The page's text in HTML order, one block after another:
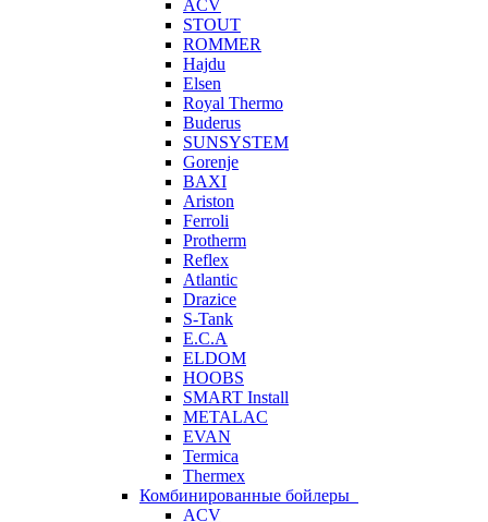
ACV
STOUT
ROMMER
Hajdu
Elsen
Royal Thermo
Buderus
SUNSYSTEM
Gorenje
BAXI
Ariston
Ferroli
Protherm
Reflex
Atlantic
Drazice
S-Tank
E.C.A
ELDOM
HOOBS
SMART Install
METALAC
EVAN
Termica
Thermex
Комбинированные бойлеры
ACV